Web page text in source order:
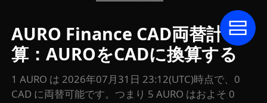
AURO Finance CAD両替計
算：AUROをCADに換算する
1 AURO は 2026年07月31日 23:12(UTC)時点で、0
CAD に両替可能です。つまり 5 AURO はおよそ 0